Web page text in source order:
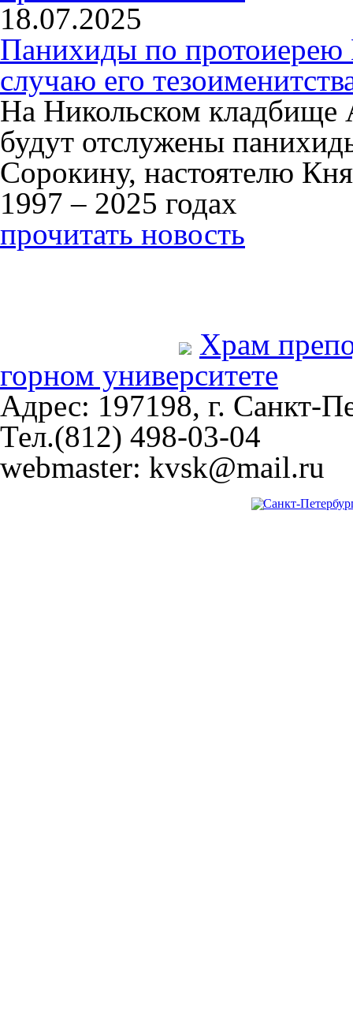
18.07.2025
Панихиды по
случаю его
На Никольском кладбище
будут отслужены
Сорокину, настоятелю
1997 – 2025 годах
прочитать новость
Храм
горном университете
Адрес: 197198, г. Санкт-
Тел.(812) 498-03-04
webmaster: kvsk@mail.ru